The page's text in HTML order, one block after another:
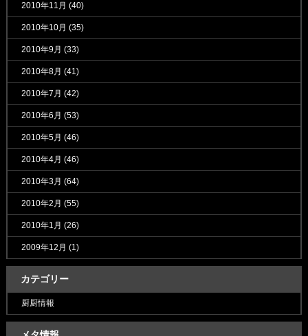
2010年11月 (40)
2010年10月 (35)
2010年9月 (33)
2010年8月 (41)
2010年7月 (42)
2010年6月 (53)
2010年5月 (46)
2010年4月 (46)
2010年3月 (64)
2010年2月 (55)
2010年1月 (26)
2009年12月 (1)
カテゴリー
厨厨情報